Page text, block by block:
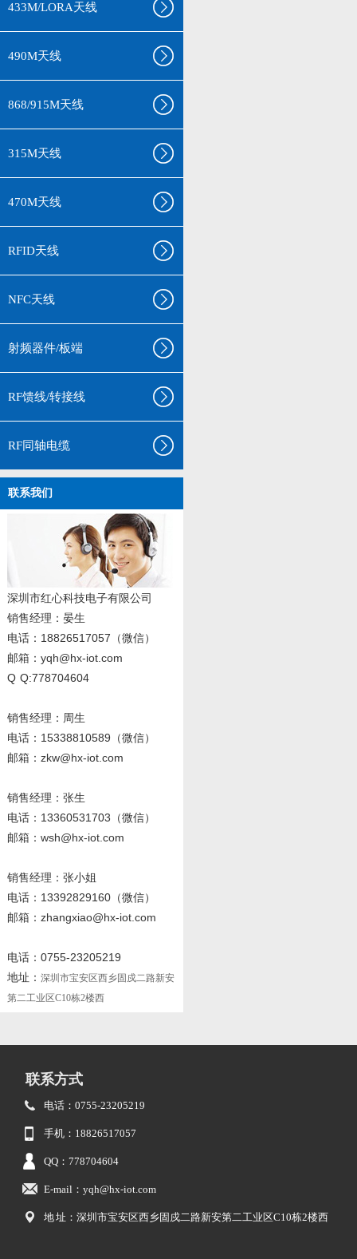
433M/LORA天线
490M天线
868/915M天线
315M天线
470M天线
RFID天线
NFC天线
射频器件/板端
RF馈线/转接线
RF同轴电缆
联系我们
深圳市红心科技电子有限公司
销售经理 ：晏生
电话：18826517057（微信）
邮箱：yqh@hx-iot.com
Q Q:778704604
销售经理：周生
电话 ：15338810589 （微信）
邮箱：zkw@hx-iot.com
销售经理：张生
电话 ：13360531703 （微信）
邮箱：wsh@hx-iot.com
销售经理：张小姐
电话 ：13392829160 （微信）
邮箱：zhangxiao@hx-iot.com
电话：0755-23205219
地址： 深圳市宝安区西乡固戍二路新安
第二工业区C10栋2楼西
联系方式
电话：0755-23205219
手机：18826517057
QQ：778704604
E-mail：yqh@hx-iot.com
地 址：深圳市宝安区西乡固戍二路新安第二工业区C10栋2楼西